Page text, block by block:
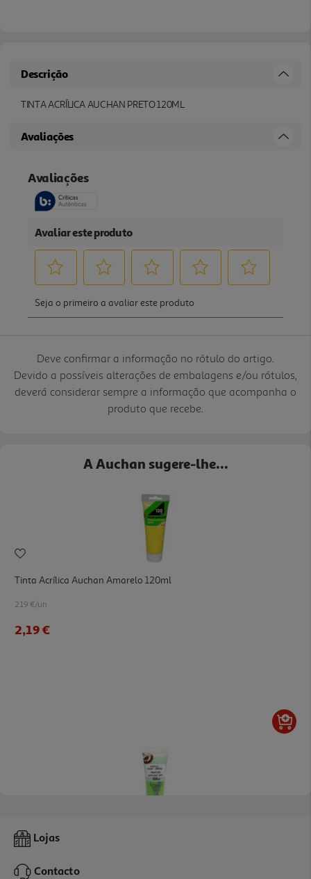
Descrição
TINTA ACRÍLICA AUCHAN PRETO 120ML
Avaliações
Deve confirmar a informação no rótulo do artigo.
Devido a possíveis alterações de embalagens e/ou rótulos,
deverá considerar sempre a informação que acompanha o
produto que recebe.
A Auchan sugere-lhe...
Tinta Acrílica Auchan Amarelo 120ml
2.19 €/un
2,19 €
Tinta Acrílica Auchan Verde 120ml
Lojas
Contacto